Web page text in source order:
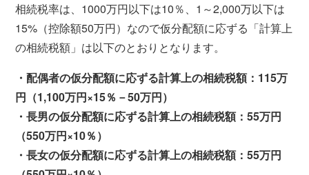
相続税率は、1000万円以下は10％、1～2,000万以下は
15%（控除額50万円）なので仮分配額に応ずる「計算上
の相続税額」は以下のとおりとなります。
・配偶者の仮分配額に応ずる計算上の相続税額：115万
円（1,100万円×15％－50万円）
・長男の仮分配額に応ずる計算上の相続税額：55万円
（550万円×10％）
・長女の仮分配額に応ずる計算上の相続税額：55万円